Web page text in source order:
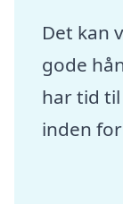
Det kan
gode
har tid
inden